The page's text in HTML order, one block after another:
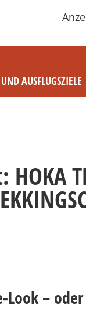
AUSFLUGSZIELE
Look –